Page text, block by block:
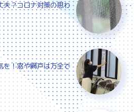
夫？コロナ対策の思わ
を！窓や網戸は万全で